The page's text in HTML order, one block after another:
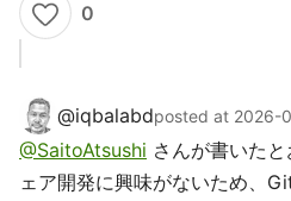
0
@iqbalabdposted at 2026-
@SaitoAtsushi さんが書いた
ェア開発に興味がないため、